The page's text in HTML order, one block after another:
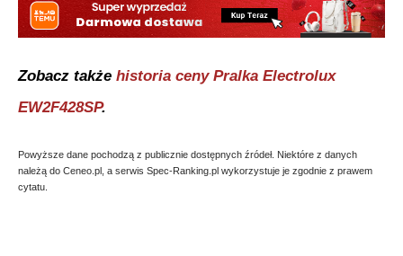
Zobacz także historia ceny Pralka Electrolux
EW2F428SP.
Powyższe dane pochodzą z publicznie dostępnych źródeł. Niektóre z danych
należą do Ceneo.pl, a serwis Spec-Ranking.pl wykorzystuje je zgodnie z prawem
cytatu.